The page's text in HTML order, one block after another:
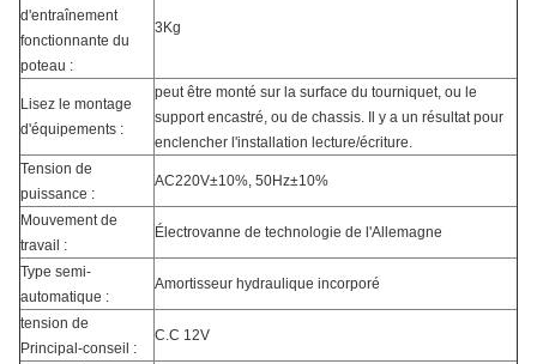
d'entraînement
fonctionnante du
poteau :
3Kg
Lisez le montage
d'équipements :
peut être monté sur la surface du tourniquet, ou le
support encastré, ou de chassis. Il y a un résultat pour
enclencher l'installation lecture/écriture.
Tension de
puissance :
AC220V±10%, 50Hz±10%
Mouvement de
travail :
Électrovanne de technologie de l'Allemagne
Type semi-
automatique :
Amortisseur hydraulique incorporé
tension de
Principal-conseil :
C.C 12V